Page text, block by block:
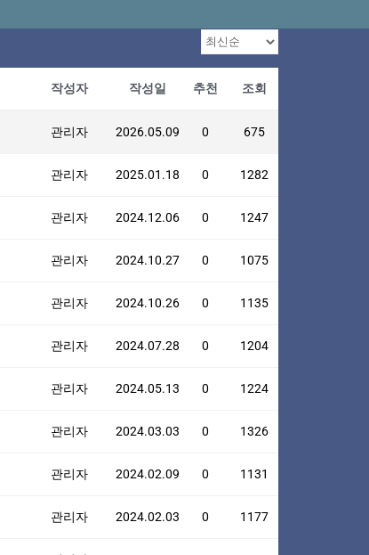
작성자 작성일 추천 조회
관리자 2026.05.09 0 675
관리자 2025.01.18 0 1282
관리자 2024.12.06 0 1247
관리자 2024.10.27 0 1075
관리자 2024.10.26 0 1135
관리자 2024.07.28 0 1204
관리자 2024.05.13 0 1224
관리자 2024.03.03 0 1326
관리자 2024.02.09 0 1131
관리자 2024.02.03 0 1177